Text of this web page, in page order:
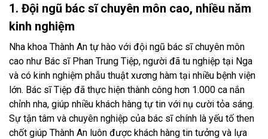
1. Đội ngũ bác sĩ chuyên môn cao, nhiều năm
kinh nghiệm
Nha khoa Thành An tự hào với đội ngũ bác sĩ chuyên môn
cao như Bác sĩ Phan Trung Tiệp, người đã tu nghiệp tại Nga
và có kinh nghiệm phẫu thuật xương hàm tại nhiều bệnh viện
lớn. Bác sĩ Tiệp đã thực hiện thành công hơn 1.000 ca nắn
chỉnh nha, giúp nhiều khách hàng tự tin với nụ cười tỏa sáng.
Sự tận tâm và chuyên nghiệp của bác sĩ chính là yếu tố then
chốt giúp Thành An luôn được khách hàng tin tưởng và lựa